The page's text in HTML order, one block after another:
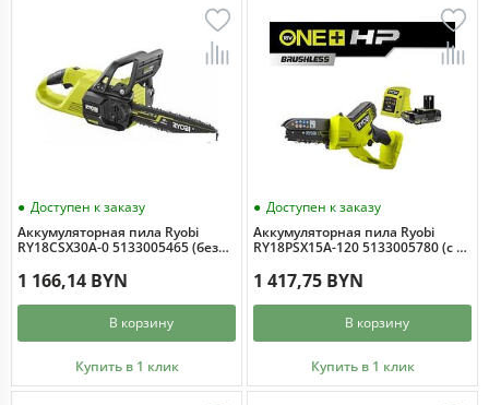
Доступен к заказу
Аккумуляторная пила Ryobi
RY18CSX30A-0 5133005465 (без
1 166,14 BYN
В корзину
Купить в 1 клик
Доступен к заказу
Аккумуляторная пила Ryobi
RY18PSX15A-120 5133005780 (с 1-
1 417,75 BYN
В корзину
Купить в 1 клик